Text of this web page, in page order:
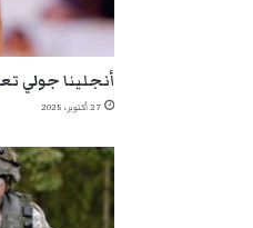
أنجلينا جولي
27 أكتوبر، 2025